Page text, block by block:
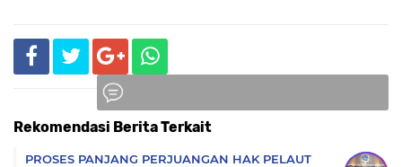
Rekomendasi Berita Terkait
PROSES PANJANG PERJUANGAN HAK PELAUT